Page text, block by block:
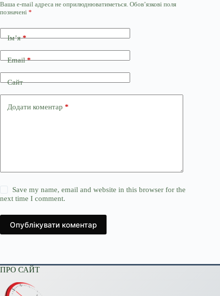
Ваша e-mail адреса не оприлюднюватиметься. Обов’язкові поля
позначені *
Ім’я*
Email*
Сайт
Додати коментар *
Save my name, email and website in this browser for the
next time I comment.
Опублікувати коментар
ПРО САЙТ